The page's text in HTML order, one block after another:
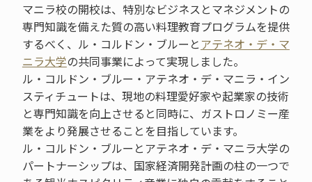
マニラ校の開校は、特別なビジネスとマネジメントの
専門知識を備えた質の高い料理教育プログラムを提供
するべく、ル・コルドン・ブルーとアテネオ・デ・マ
ニラ大学の共同事業によって実現しました。
ル・コルドン・ブルー・アテネオ・デ・マニラ・イン
スティチュートは、現地の料理愛好家や起業家の技術
と専門知識を向上させると同時に、ガストロノミー産
業をより発展させることを目指しています。
ル・コルドン・ブルーとアテネオ・デ・マニラ大学の
パートナーシップは、国家経済開発計画の柱の一つで